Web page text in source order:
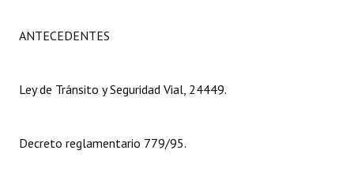
Constitución Nacional
Carta Orgánica 2007
ANTECEDENTES
Ley de Tránsito y Seguridad Vial, 24449.
Decreto reglamentario 779/95.